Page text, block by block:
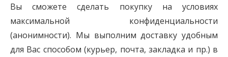
Вы сможете сделать покупку на условиях
максимальной конфиденциальности
(анонимности). Мы выполним доставку удобным
для Вас способом (курьер, почта, закладка и пр.) в